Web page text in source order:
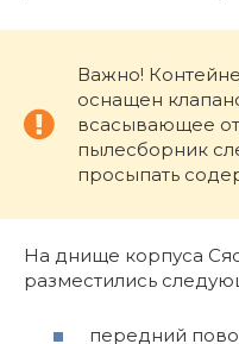
Важно!
оснащен
всасывающее
пылесборник
просыпать
На днище корпуса
разместились
передний